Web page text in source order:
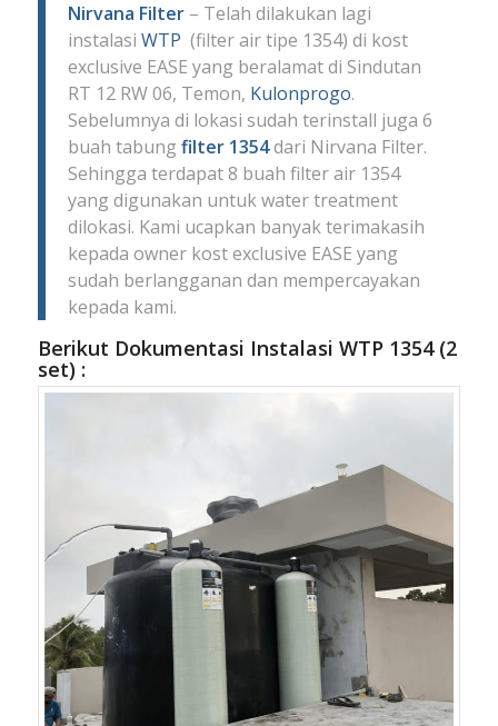
Nirvana Filter– Telah dilakukan lagi
instalasi WTP (filter air tipe 1354) di kost
exclusive EASE yang beralamat di Sindutan
RT 12 RW 06, Temon, Kulonprogo.
Sebelumnya di lokasi sudah terinstall juga 6
buah tabung filter 1354dari Nirvana Filter.
Sehingga terdapat 8 buah filter air 1354
yang digunakan untuk water treatment
dilokasi. Kami ucapkan banyak terimakasih
kepada owner kost exclusive EASE yang
sudah berlangganan dan mempercayakan
kepada kami.
Berikut Dokumentasi Instalasi WTP 1354 (2
set) :